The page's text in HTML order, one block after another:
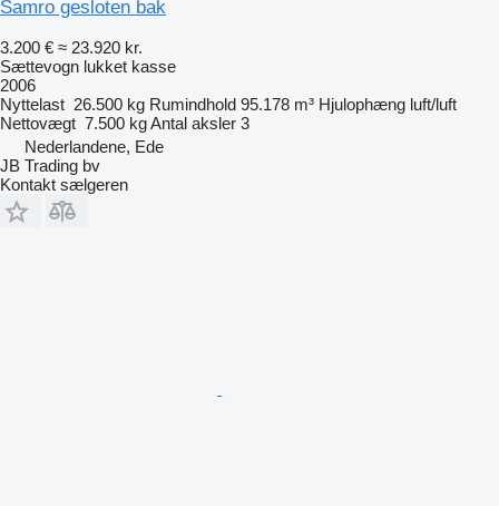
Samro gesloten bak
3.200 € ≈ 23.920 kr.
Sættevogn lukket kasse
2006
Nyttelast 26.500 kg Rumindhold 95.178 m³ Hjulophæng luft/luft
Nettovægt 7.500 kgAntal aksler 3
Nederlandene, Ede
JB Trading bv
Kontakt sælgeren